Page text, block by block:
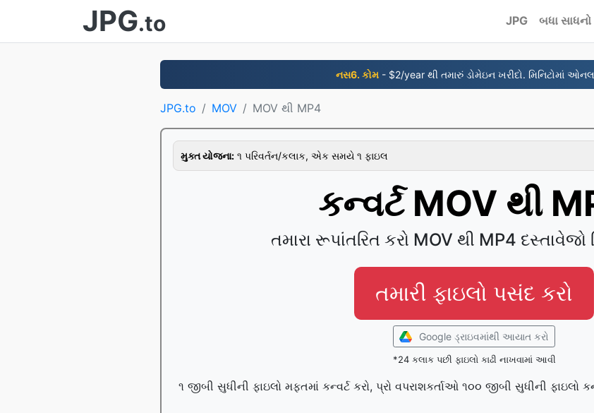
JPG.to JPG બધા સાધનો
નસ6. કોમ- $2/year થી તમારું ડોમેઇન ખરીદો. મિનિટોમાં
JPG.to MOV MOV થી MP4
મુક્ત યોજના: ૧ પરિવર્તન/કલાક, એક સમયે ૧ ફાઇલ
કન્વર્ટ MOV થી
તમારા રૂપાંતરિત કરો MOV થી MP4 દસ્તાવેજો
તમારી ફાઇલો પસંદ કરો
Google ડ્રાઇવમાંથી આયાત કરો
*24 કલાક પછી ફાઇલો કાઢી નાખવામાં આવી
૧ જીબી સુધીની ફાઇલો મફતમાં કન્વર્ટ કરો, પ્રો વપરાશકર્તાઓ ૧૦૦ જીબી સુધીની ફાઇલો